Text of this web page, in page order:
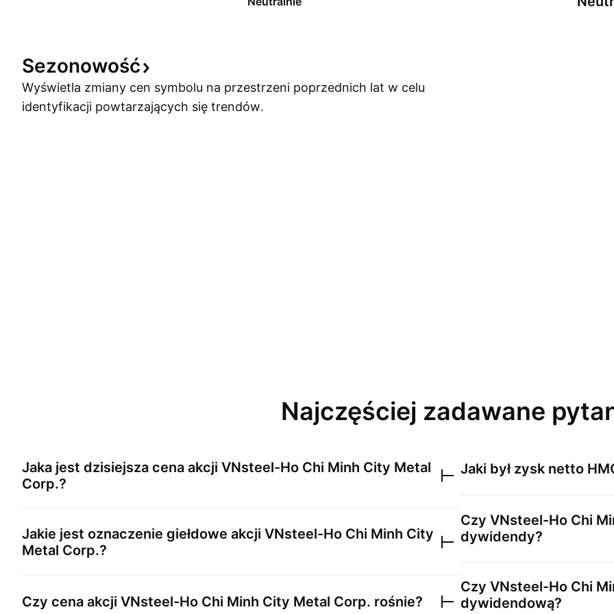
Sezonowość
Wyświetla zmiany cen symbolu na przestrzeni poprzednich lat w celu
identyfikacji powtarzających się trendów.
Najczęściej zadawane
Jaka jest dzisiejsza cena akcji VNsteel-Ho Chi Minh City Metal
Corp.?
Jakie jest oznaczenie giełdowe akcji VNsteel-Ho Chi Minh City
Metal Corp.?
Czy cena akcji VNsteel-Ho Chi Minh City Metal Corp. rośnie?
Jaki był zysk netto
Czy VNsteel-Ho Chi
dywidendy?
Czy VNsteel-Ho Chi
dywidendową?